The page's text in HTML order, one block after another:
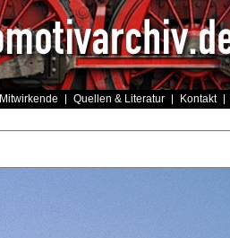
Mitwirkende Quellen & Literatur Kontakt